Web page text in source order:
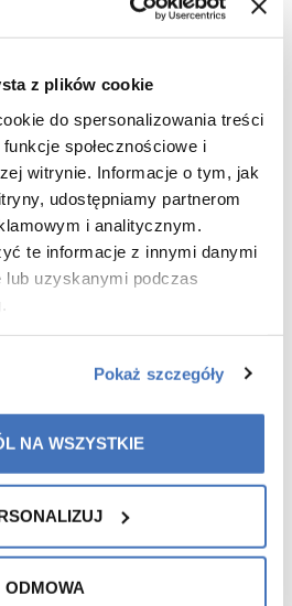
z plików cookie
do spersonalizowania treści
społecznościowe i
witrynie. Informacje o tym, jak
udostępniamy partnerom
i analitycznym.
te informacje z innymi danymi
uzyskanymi podczas
Pokaż szczegóły
NA WSZYSTKIE
ODMOWA